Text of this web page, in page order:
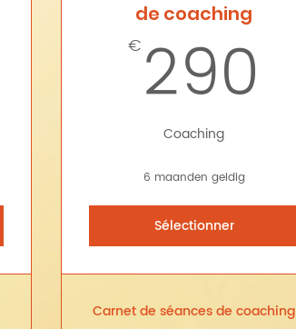
de coaching
€ 290
Coaching
6 maanden geldig
Sélectionner
Carnet de séances de coaching